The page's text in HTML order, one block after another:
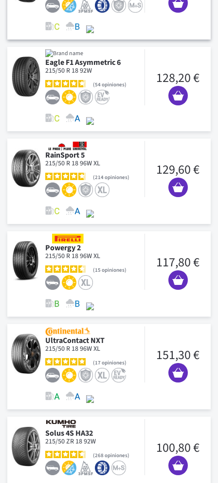
Eagle F1 Asymmetric 6
215/50 R 18 92W
54opiniones 128,20 €
RainSport 5
215/50 R 18 96W XL
214opiniones 129,60 €
Powergy 2
215/50 R 18 96W XL
15 opiniones 117,80 €
UltraContact NXT
215/50 R 18 96W XL
17 opiniones 151,30 €
Solus 4S HA32
215/50 ZR 18 92W
268 opiniones 100,80 €